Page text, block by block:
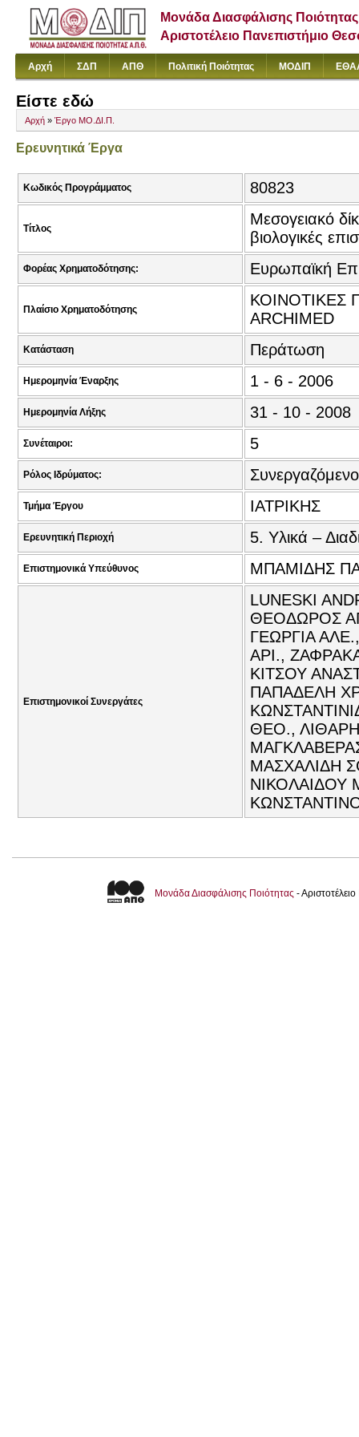
Μονάδα Διασφάλισης Ποιότητας
Αριστοτέλειο Πανεπιστήμιο
Αρχή ΣΔΠ ΑΠΘ Πολιτική Ποιότητας ΜΟΔΙΠ
Είστε εδώ
Αρχή » Έργο ΜΟ.ΔΙ.Π.
Ερευνητικά Έργα
Κωδικός Προγράμματος 80823
Τίτλος
Μεσογειακό
βιολογικές
Φορέας Χρηματοδότησης: Ευρωπαϊκή
Πλαίσιο Χρηματοδότησης
ΚΟΙΝΟΤΙΚΕΣ
ARCHIMED
Κατάσταση Περάτωση
Ημερομηνία Έναρξης 1 - 6 - 2006
Ημερομηνία Λήξης 31 - 10 - 2008
Συνέταιροι: 5
Ρόλος Ιδρύματος:
Τμήμα Έργου ΙΑΤΡΙΚΗΣ
Ερευνητική Περιοχή 5. Υλικά –
Επιστημονικά Υπεύθυνος ΜΠΑΜΙΔΗΣ
Επιστημονικοί Συνεργάτες
LUNESKI
ΘΕΟΔΩΡΟΣ
ΓΕΩΡΓΙΑ
ΑΡΙ.,
ΚΙΤΣΟΥ
ΠΑΠΑΔΕΛΗ
ΘΕΟ.,
ΜΑΣΧΑΛΙΔΗ
ΝΙΚΟΛΑΙΔΟΥ
Μονάδα Διασφάλισης Ποιότητας -